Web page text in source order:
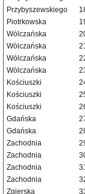
Przybyszewskiego
Piotrkowska
Wólczańska
Wólczańska
Wólczańska
Wólczańska
Kościuszki
Kościuszki
Kościuszki
Gdańska
Gdańska
Zachodnia
Zachodnia
Zachodnia
Zachodnia
Zgierska